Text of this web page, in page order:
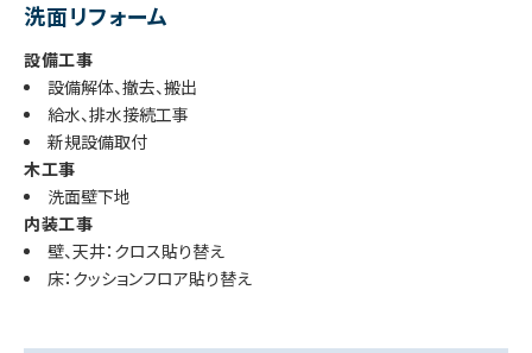
洗面リフォーム
設備工事
設備解体、撤去、搬出
給水、排水接続工事
新規設備取付
木工事
洗面壁下地
内装工事
壁、天井：クロス貼り替え
床：クッションフロア貼り替え